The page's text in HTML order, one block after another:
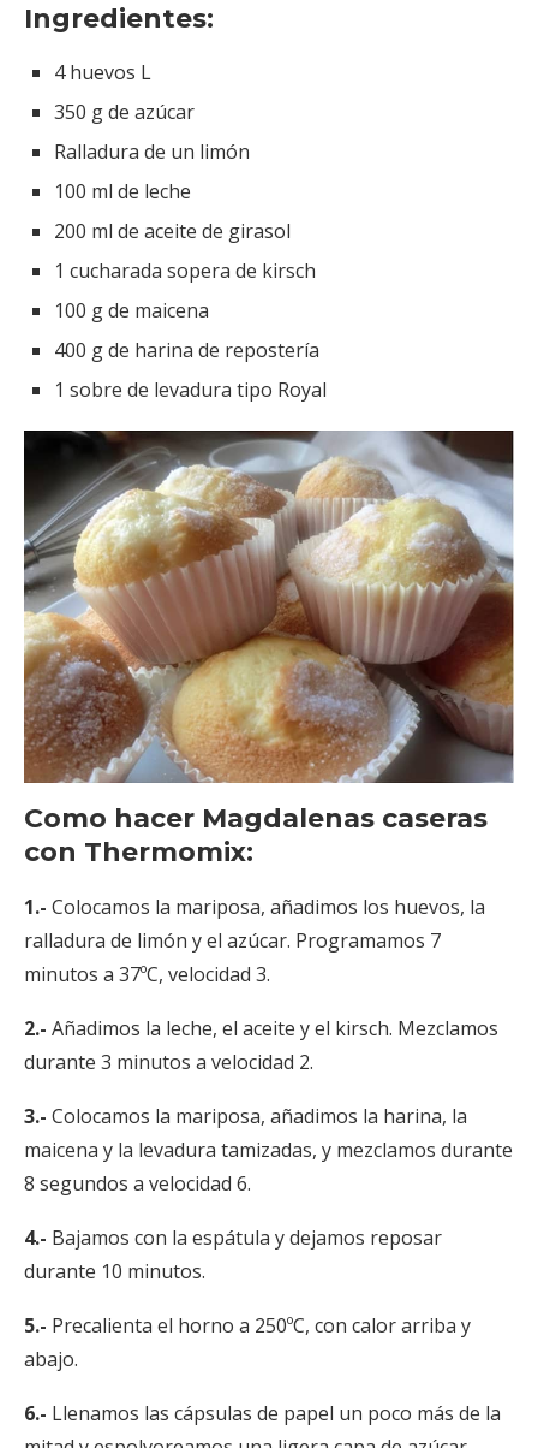
Ingredientes:
4 huevos L
350 g de azúcar
Ralladura de un limón
100 ml de leche
200 ml de aceite de girasol
1 cucharada sopera de kirsch
100 g de maicena
400 g de harina de repostería
1 sobre de levadura tipo Royal
Como hacer Magdalenas caseras
con Thermomix:
1.- Colocamos la mariposa, añadimos los huevos, la
ralladura de limón y el azúcar. Programamos 7
minutos a 37ºC, velocidad 3.
2.- Añadimos la leche, el aceite y el kirsch. Mezclamos
durante 3 minutos a velocidad 2.
3.- Colocamos la mariposa, añadimos la harina, la
maicena y la levadura tamizadas, y mezclamos durante
8 segundos a velocidad 6.
4.- Bajamos con la espátula y dejamos reposar
durante 10 minutos.
5.- Precalienta el horno a 250ºC, con calor arriba y
abajo.
6.- Llenamos las cápsulas de papel un poco más de la